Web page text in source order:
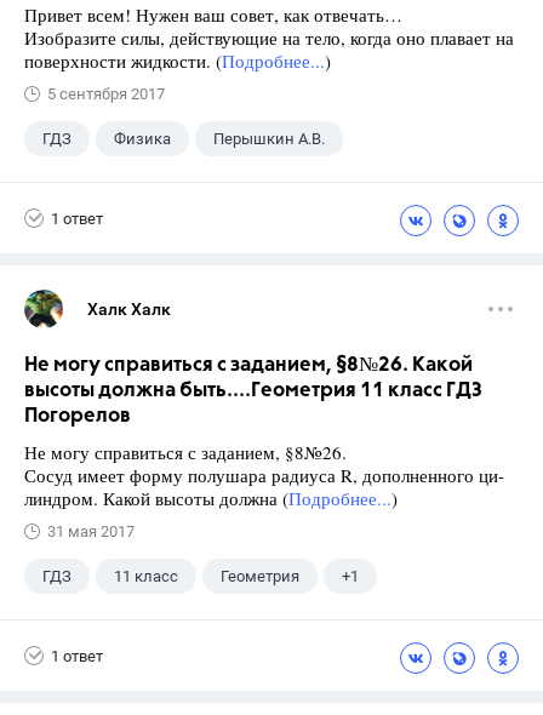
Привет всем! Нужен ваш совет, как отвечать…
Изобразите силы, действующие на тело, когда оно плавает на
поверхности жидкости. (Подробнее...)
5 сентября 2017
ГДЗ Физика Перышкин А.В.
1 ответ
Халк Халк
Не могу справиться с заданием, §8№26. Какой
высоты должна быть....Геометрия 11 класс ГДЗ
Погорелов
Не могу справиться с заданием, §8№26.
Сосуд имеет форму полушара радиуса R, дополненного ци-
линдром. Какой высоты должна (Подробнее...)
31 мая 2017
ГДЗ 11 класс Геометрия +1
1 ответ